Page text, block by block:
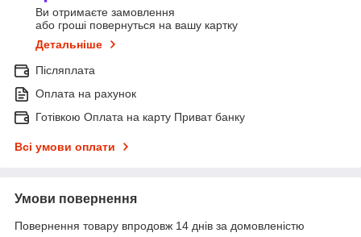
Ви отримаєте замовлення
або гроші повернуться на вашу картку
Детальніше
Післяплата
Оплата на рахунок
Готівкою Оплата на карту Приват банку
Всі умови оплати
Умови повернення
Повернення товару впродовж 14 днів за домовленістю